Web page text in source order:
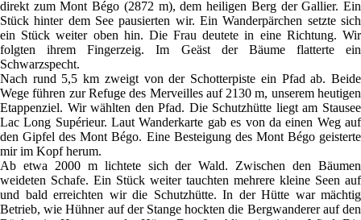
direkt zum Mont Bégo (2872 m), dem heiligen Berg der Gallier. Ein
Stück hinter dem See pausierten wir. Ein Wanderpärchen setzte sich
ein Stück weiter oben hin. Die Frau deutete in eine Richtung. Wir
folgten ihrem Fingerzeig. Im Geäst der Bäume flatterte ein
Schwarzspecht.
Nach rund 5,5 km zweigt von der Schotterpiste ein Pfad ab. Beide
Wege führen zur Refuge des Merveilles auf 2130 m, unserem heutigen
Etappenziel. Wir wählten den Pfad. Die Schutzhütte liegt am Stausee
Lac Long Supérieur. Laut Wanderkarte gab es von da einen Weg auf
den Gipfel des Mont Bégo. Eine Besteigung des Mont Bégo geisterte
mir im Kopf herum.
Ab etwa 2000 m lichtete sich der Wald. Zwischen den Bäumen
weideten Schafe. Ein Stück weiter tauchten mehrere kleine Seen auf
und bald erreichten wir die Schutzhütte. In der Hütte war mächtig
Betrieb, wie Hühner auf der Stange hockten die Bergwanderer auf den